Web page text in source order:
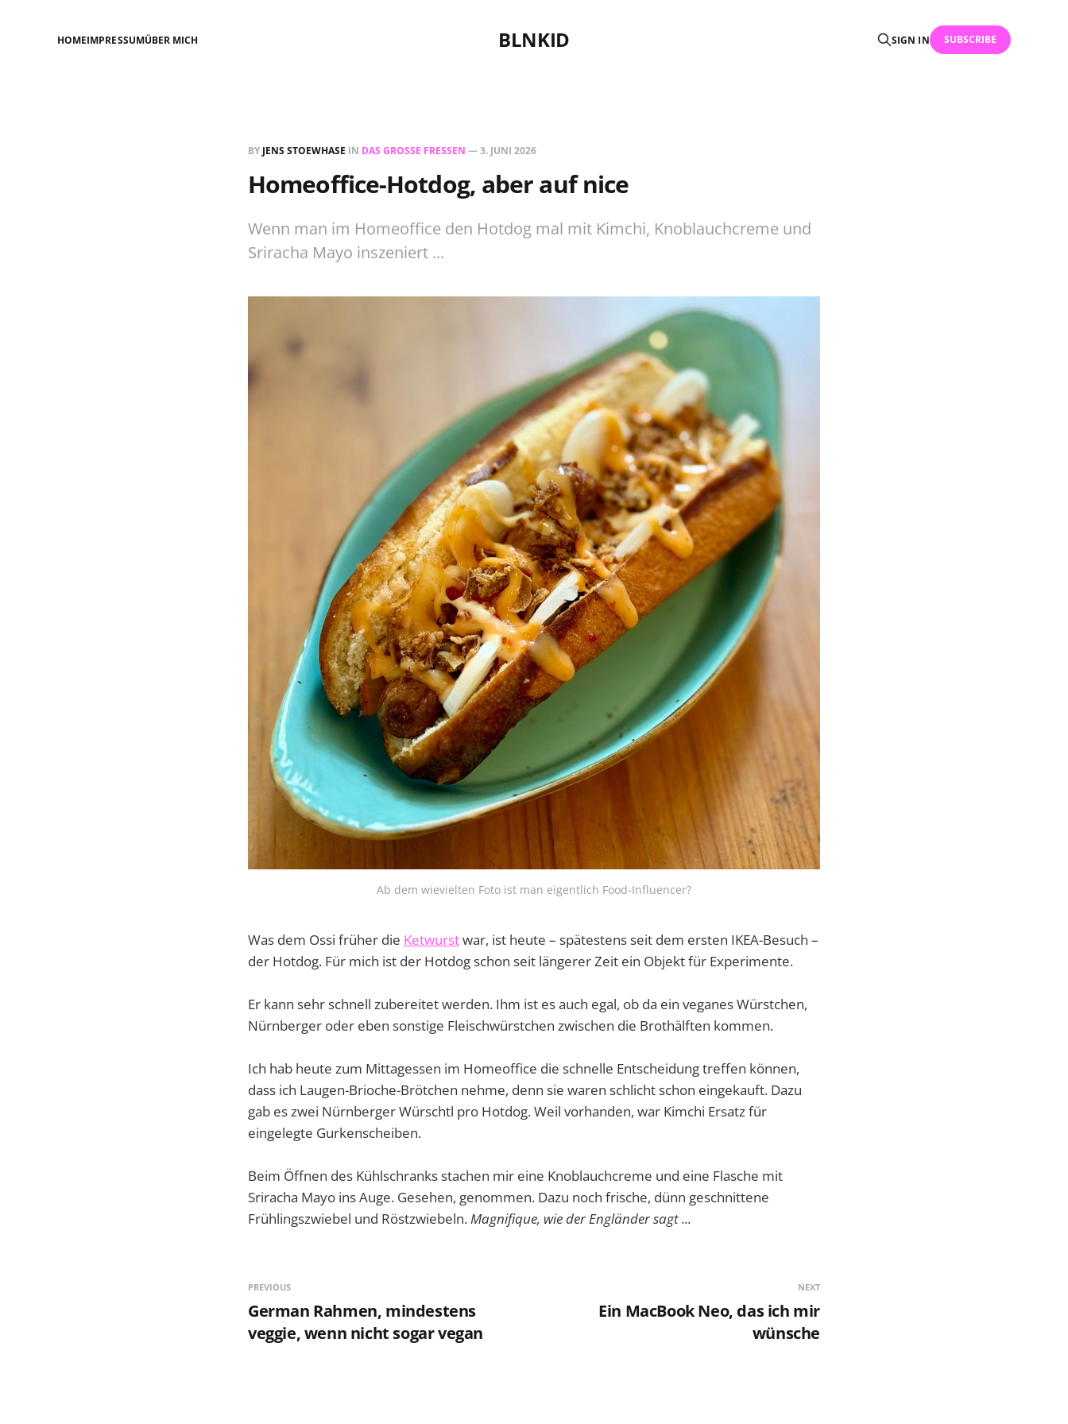
BLNKID
HOMEIMPRESSUMÜBER MICH SIGN IN SUBSCRIBE
BY JENS STOEWHASE IN DAS GROSSE FRESSEN —3. JUNI 2026
Homeoffice-Hotdog, aber auf nice
Wenn man im Homeoffice den Hotdog mal mit Kimchi, Knoblauchcreme und
Sriracha Mayo inszeniert ...
Ab dem wievielten Foto ist man eigentlich Food-Influencer?
Was dem Ossi früher die Ketwurstwar, ist heute – spätestens seit dem ersten IKEA-Besuch –
der Hotdog. Für mich ist der Hotdog schon seit längerer Zeit ein Objekt für Experimente.
Er kann sehr schnell zubereitet werden. Ihm ist es auch egal, ob da ein veganes Würstchen,
Nürnberger oder eben sonstige Fleischwürstchen zwischen die Brothälften kommen.
Ich hab heute zum Mittagessen im Homeoffice die schnelle Entscheidung treffen können,
dass ich Laugen-Brioche-Brötchen nehme, denn sie waren schlicht schon eingekauft. Dazu
gab es zwei Nürnberger Würschtl pro Hotdog. Weil vorhanden, war Kimchi Ersatz für
eingelegte Gurkenscheiben.
Beim Öffnen des Kühlschranks stachen mir eine Knoblauchcreme und eine Flasche mit
Sriracha Mayo ins Auge. Gesehen, genommen. Dazu noch frische, dünn geschnittene
Frühlingszwiebel und Röstzwiebeln.Magnifique, wie der Engländer sagt ...
PREVIOUS
German Rahmen, mindestens
veggie, wenn nicht sogar vegan
NEXT
Ein MacBook Neo, das ich mir
wünsche